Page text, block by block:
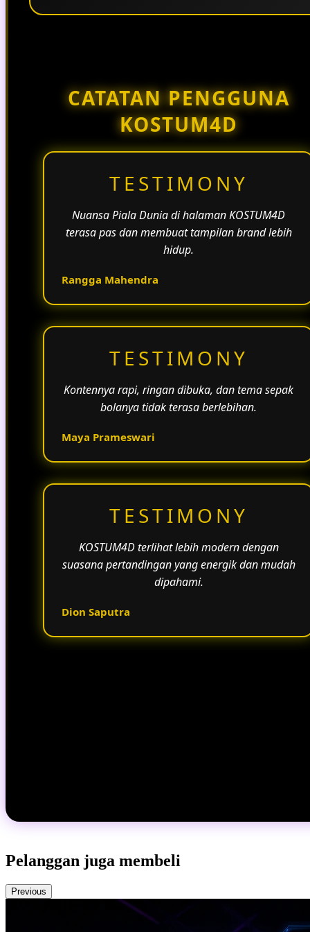
CATATAN PENGGUNA
KOSTUM4D
TESTIMONY
Nuansa Piala Dunia di halaman KOSTUM4D
terasa pas dan membuat tampilan brand lebih
hidup.
Rangga Mahendra
TESTIMONY
Kontennya rapi, ringan dibuka, dan tema sepak
bolanya tidak terasa berlebihan.
Maya Prameswari
TESTIMONY
KOSTUM4D terlihat lebih modern dengan
suasana pertandingan yang energik dan mudah
dipahami.
Dion Saputra
Pelanggan juga membeli
Previous